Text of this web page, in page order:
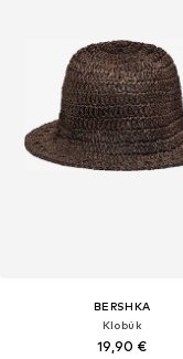
BERSHKA
Klobúk
19,90 €